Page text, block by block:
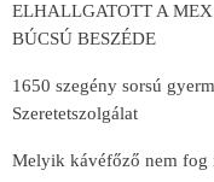
ELHALLGATOTT A
BÚCSÚ BESZÉDE
1650 szegény sorsú
Szeretetszolgálat
Melyik kávéfőző nem fog